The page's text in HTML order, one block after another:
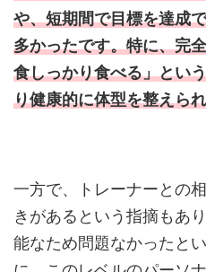
や、短期間で目標を達成
多かったです。特に、完
食しっかり食べる」とい
り健康的に体型を整えら
一方で、トレーナーとの
きがあるという指摘もあ
能なため問題なかったと